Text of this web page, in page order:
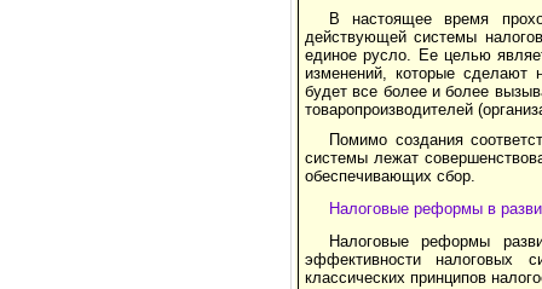
В настоящее время
действующей системы
единое русло. Ее целью
изменений, которые сделают
будет все более и более
товаропроизводителей
Помимо создания
системы лежат
обеспечивающих сбор.
Налоговые реформы в
Налоговые реформы
эффективности налоговых
классических принципов